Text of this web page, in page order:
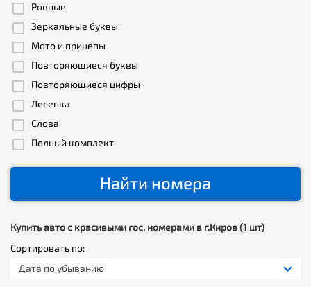
Ровные
Зеркальные буквы
Мото и прицепы
Повторяющиеся буквы
Повторяющиеся цифры
Лесенка
Слова
Полный комплект
Найти номера
Купить авто с красивыми гос. номерами в г.Киров (1 шт)
Сортировать по:
Дата по убыванию